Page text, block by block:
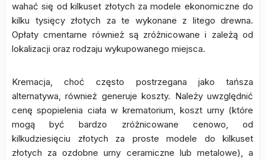
wahać się od kilkuset złotych za modele ekonomiczne do
kilku tysięcy złotych za te wykonane z litego drewna.
Opłaty cmentarne również są zróżnicowane i zależą od
lokalizacji oraz rodzaju wykupowanego miejsca.
Kremacja, choć często postrzegana jako tańsza
alternatywa, również generuje koszty. Należy uwzględnić
cenę spopielenia ciała w krematorium, koszt urny (które
mogą być bardzo zróżnicowane cenowo, od
kilkudziesięciu złotych za proste modele do kilkuset
złotych za ozdobne urny ceramiczne lub metalowe), a